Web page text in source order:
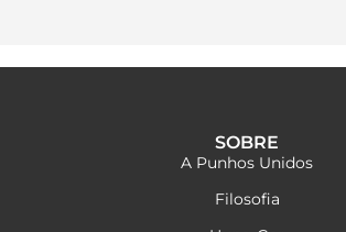
SOBRE
A Punhos Unidos
Filosofia